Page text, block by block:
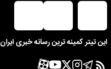
این تیتر کمینه ترین رسانه خبری ایران